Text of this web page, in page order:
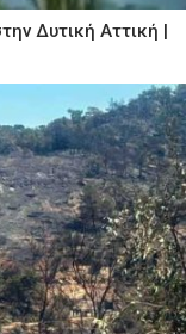
Δυτική Αττική |